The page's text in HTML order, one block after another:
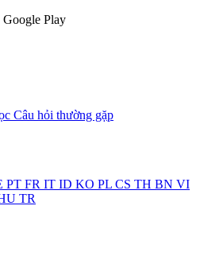
Google Play
Câu hỏi thường gặp
PT FR IT ID KO PL CS TH BN VI
TR